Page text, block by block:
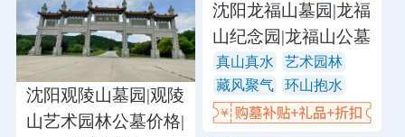
沈阳观陵山墓园|观陵
山艺术园林公墓价格|
沈阳龙福山墓园|龙福
山纪念园|龙福山公墓
真山真水
艺术园林
藏风聚气
环山抱水